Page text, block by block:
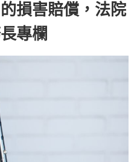
損害賠償，法院
專欄